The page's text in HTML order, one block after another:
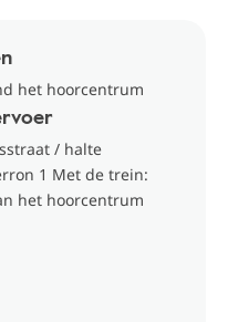
het hoorcentrum
/ halte
1 Met de trein:
het hoorcentrum